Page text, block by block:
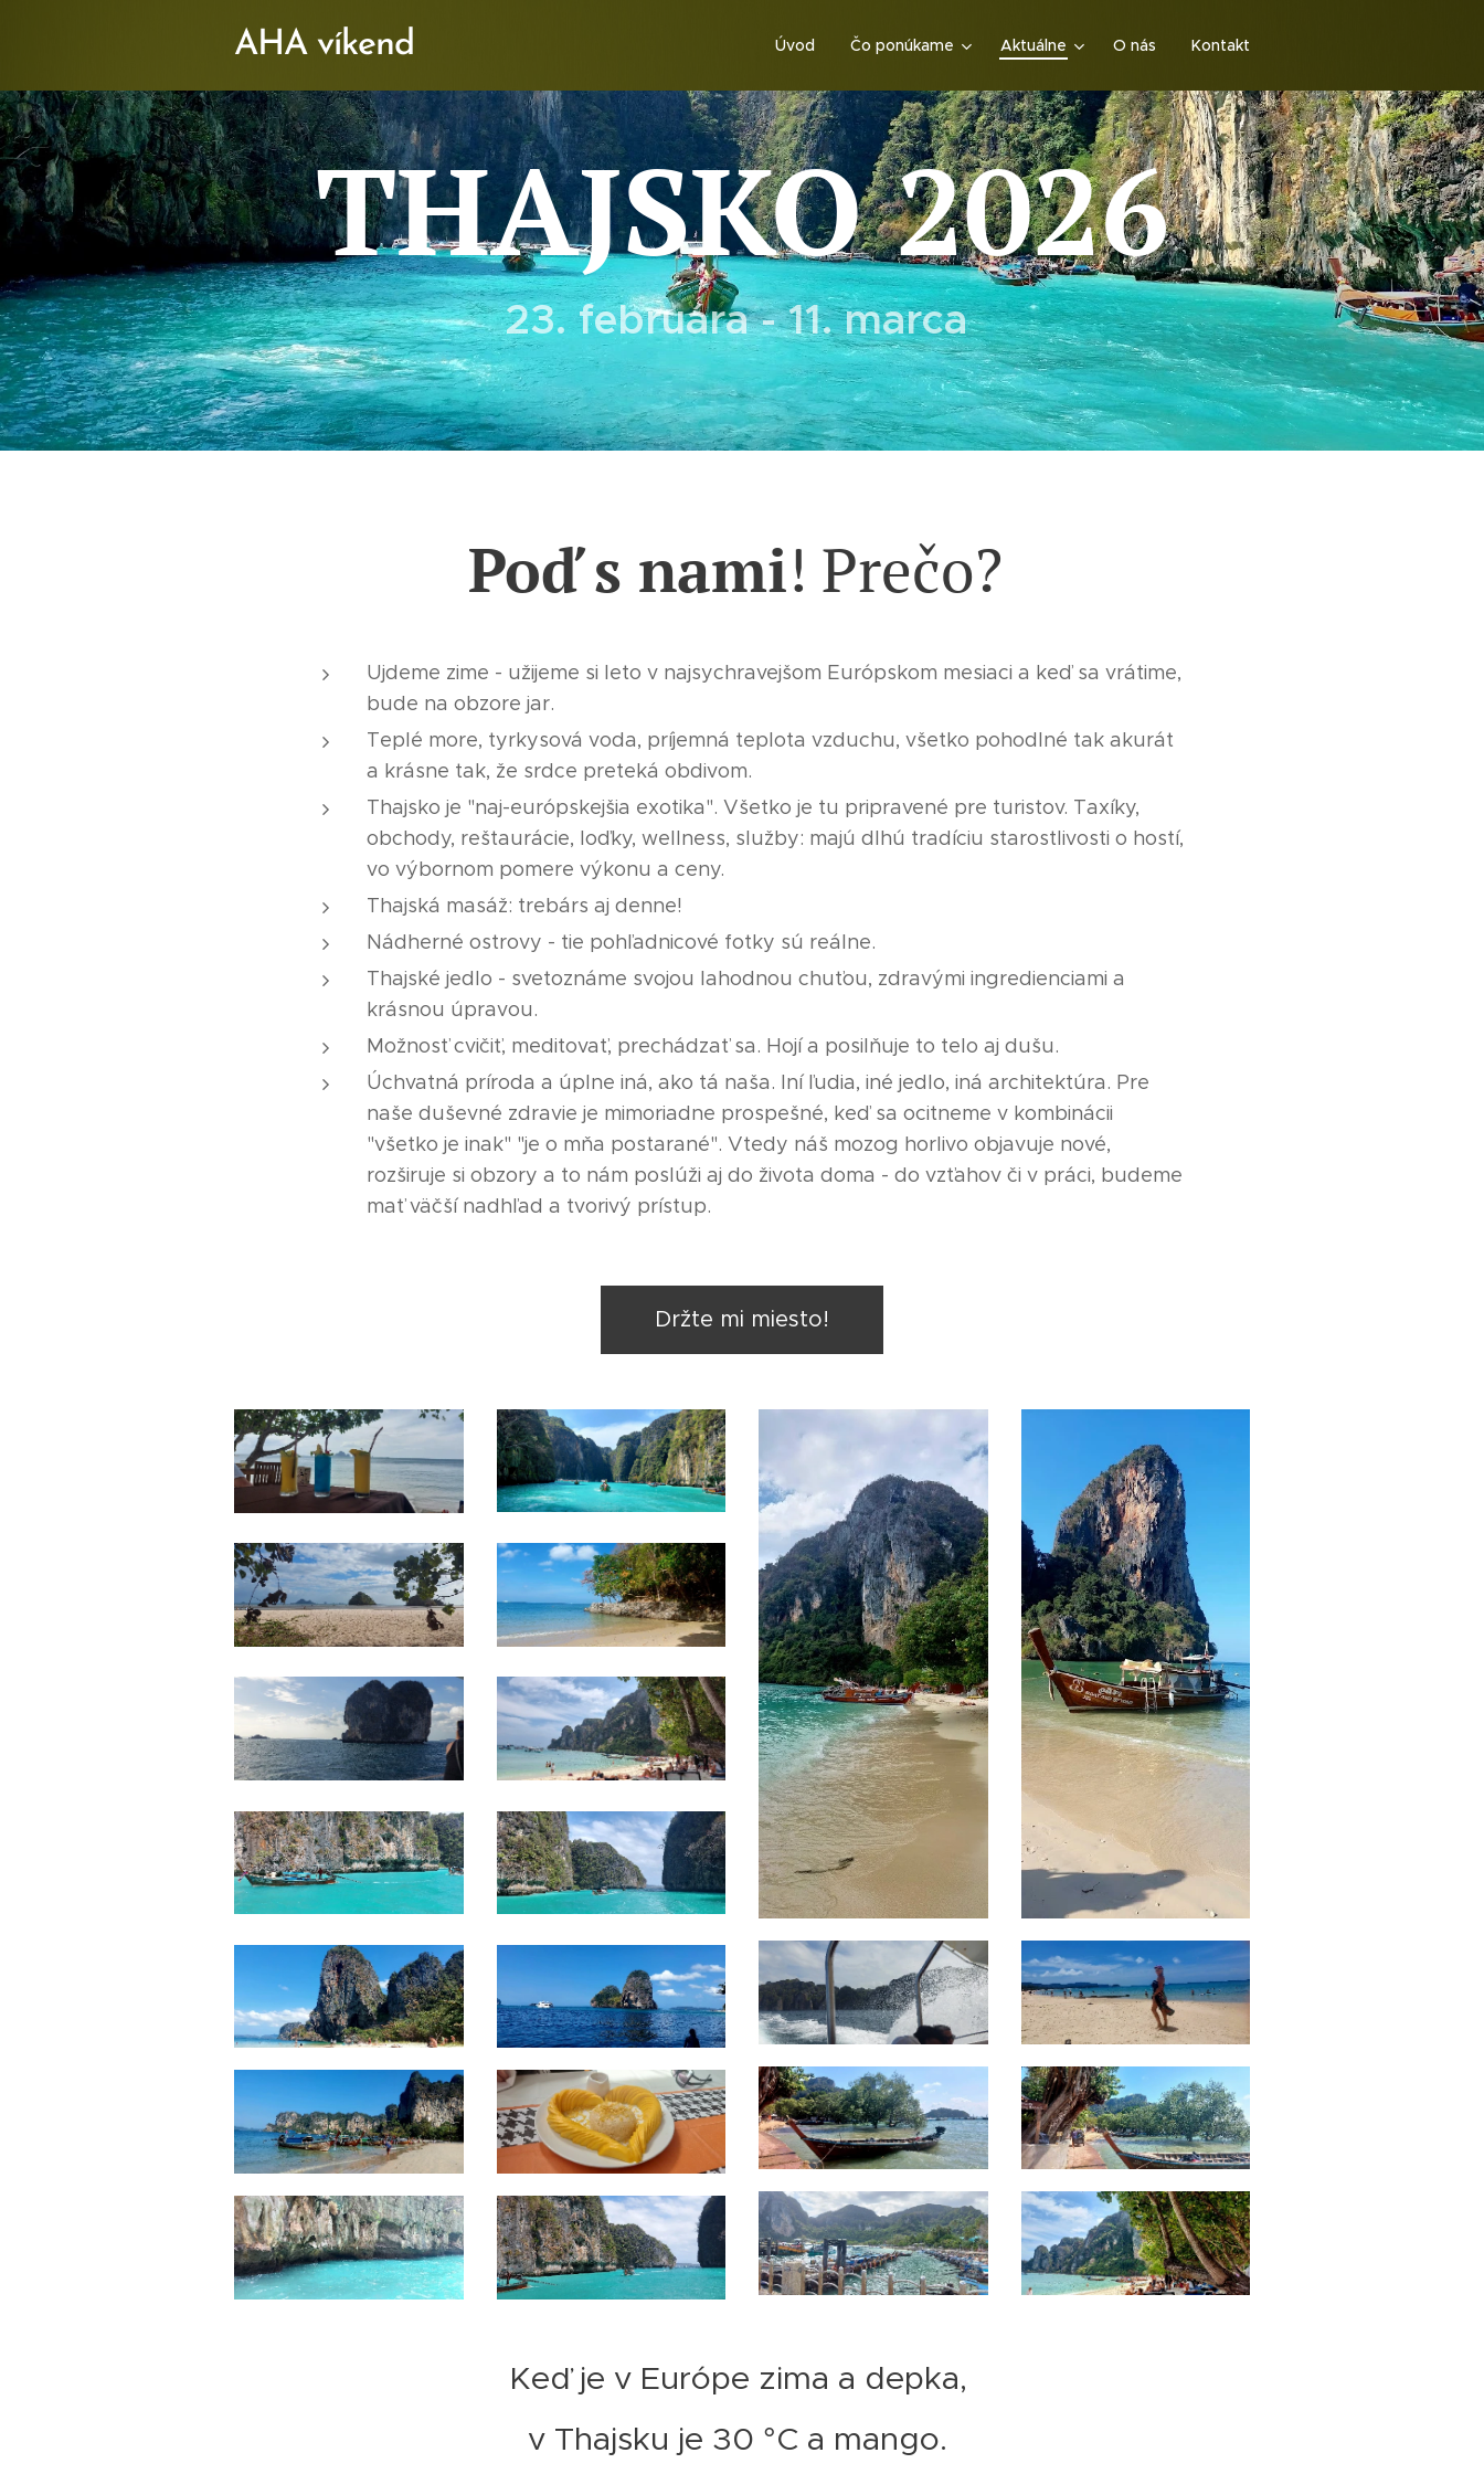
AHA víkend Úvod Čo ponúkame Aktuálne O nás Kontakt
THAJSKO 2026
23. februára - 11. marca
Poď s nami! Prečo?
Ujdeme zime - užijeme si leto v najsychravejšom Európskom mesiaci a keď sa vrátime,
bude na obzore jar.
Teplé more, tyrkysová voda, príjemná teplota vzduchu, všetko pohodlné tak akurát
a krásne tak, že srdce preteká obdivom.
Thajsko je "naj-európskejšia exotika". Všetko je tu pripravené pre turistov. Taxíky,
obchody, reštaurácie, loďky, wellness, služby: majú dlhú tradíciu starostlivosti o hostí,
vo výbornom pomere výkonu a ceny.
Thajská masáž: trebárs aj denne!
Nádherné ostrovy - tie pohľadnicové fotky sú reálne.
Thajské jedlo - svetoznáme svojou lahodnou chuťou, zdravými ingredienciami a
krásnou úpravou.
Možnosť cvičiť, meditovať, prechádzať sa. Hojí a posilňuje to telo aj dušu.
Úchvatná príroda a úplne iná, ako tá naša. Iní ľudia, iné jedlo, iná architektúra. Pre
naše duševné zdravie je mimoriadne prospešné, keď sa ocitneme v kombinácii
"všetko je inak" "je o mňa postarané". Vtedy náš mozog horlivo objavuje nové,
rozširuje si obzory a to nám poslúži aj do života doma - do vzťahov či v práci, budeme
mať väčší nadhľad a tvorivý prístup.
Držte mi miesto!
Keď je v Európe zima a depka,
v Thajsku je 30 °C a mango.